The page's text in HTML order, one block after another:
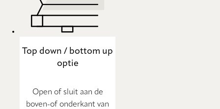
Top down / bottom up
optie
Open of sluit aan de
boven-of onderkant van